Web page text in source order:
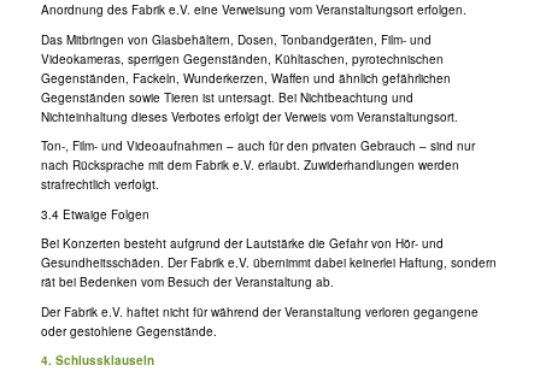
Anordnung des Fabrik e.V. eine Verweisung vom Veranstaltungsort erfolgen.
Das Mitbringen von Glasbehältern, Dosen, Tonbandgeräten, Film- und
Videokameras, sperrigen Gegenständen, Kühltaschen, pyrotechnischen
Gegenständen, Fackeln, Wunderkerzen, Waffen und ähnlich gefährlichen
Gegenständen sowie Tieren ist untersagt. Bei Nichtbeachtung und
Nichteinhaltung dieses Verbotes erfolgt der Verweis vom Veranstaltungsort.
Ton-, Film- und Videoaufnahmen – auch für den privaten Gebrauch – sind nur
nach Rücksprache mit dem Fabrik e.V. erlaubt. Zuwiderhandlungen werden
strafrechtlich verfolgt.
3.4 Etwaige Folgen
Bei Konzerten besteht aufgrund der Lautstärke die Gefahr von Hör- und
Gesundheitsschäden. Der Fabrik e.V. übernimmt dabei keinerlei Haftung, sondern
rät bei Bedenken vom Besuch der Veranstaltung ab.
Der Fabrik e.V. haftet nicht für während der Veranstaltung verloren gegangene
oder gestohlene Gegenstände.
4. Schlussklauseln